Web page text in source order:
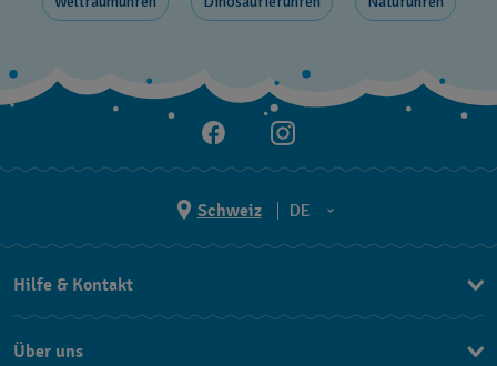
Schweiz
DE
EN
Hilfe & Kontakt
Über uns